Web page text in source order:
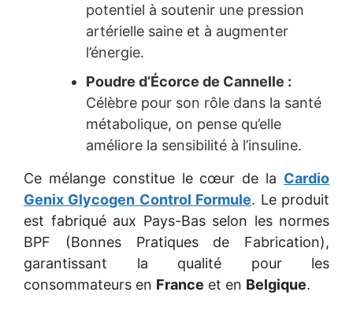
potentiel à soutenir une pression
artérielle saine et à augmenter
l’énergie.
Poudre d’Écorce de Cannelle :
Célèbre pour son rôle dans la santé
métabolique, on pense qu’elle
améliore la sensibilité à l’insuline.
Ce mélange constitue le cœur de la Cardio
Genix Glycogen Control Formule. Le produit
est fabriqué aux Pays-Bas selon les normes
BPF (Bonnes Pratiques de Fabrication),
garantissant la qualité pour les
consommateurs en France et en Belgique.